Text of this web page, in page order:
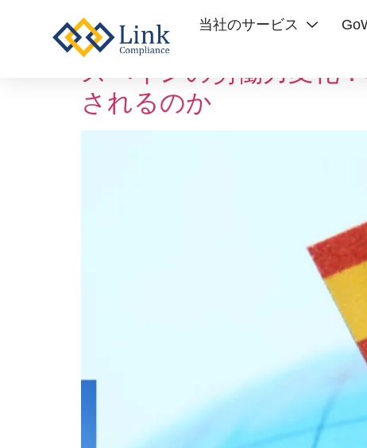
当社のサービス
Tag:人材採用
スペインの労働力変化
されるのか